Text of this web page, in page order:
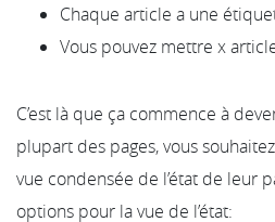
Chaque article a une
Vous pouvez mettre x
C’est là que ça commence à
plupart des pages, vous
vue condensée de l’état de leur
options pour la vue de l’état: